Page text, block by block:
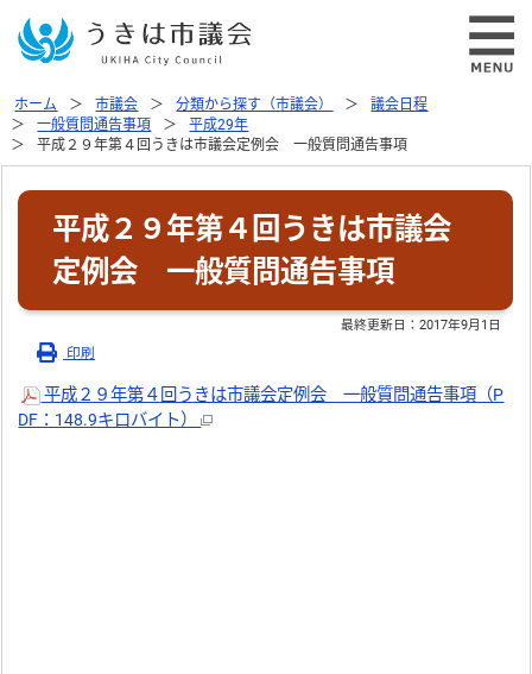
ホーム 市議会 分類から探す（市議会）
議会日程
一般質問通告事項
平成29年
平成２９年第４回うきは市議会定例会 一般質問通告事項
平成２９年第４回うきは市議会
定例会 一般質問通告事項
最終更新日：2017年9月1日
印刷
平成２９年第４回うきは市議会定例会 一般質問通告事項（P
DF：148.9キロバイト）